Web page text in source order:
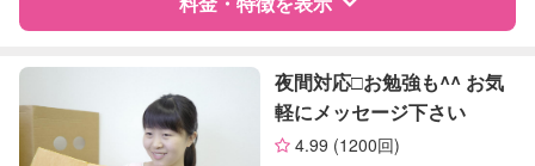
TOEIC
特徴 レビュー
サポートの特徴
夜間対応□︎お勉強も^^ お気
軽にメッセージ下さい
4.99 (1200回)